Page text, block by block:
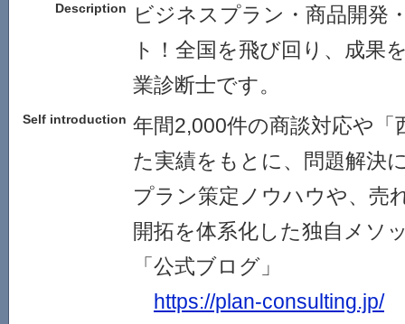
Description
ビジネスプラン・商品開発
ト！全国を飛び回り、成果
業診断士です。
Self introduction 年間2,000件の商談対応や「
た実績をもとに、問題解決
プラン策定ノウハウや、売
開拓を体系化した独自メソ
「公式ブログ」
https://plan-consulting.jp/